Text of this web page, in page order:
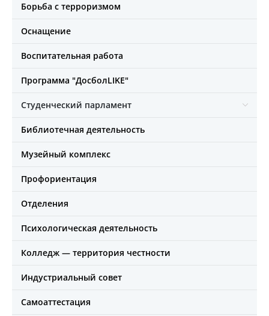
Борьба с терроризмом
Оснащение
Воспитательная работа
Программа "ДосболLIKE"
Студенческий парламент
Библиотечная деятельность
Музейный комплекс
Профориентация
Отделения
Психологическая деятельность
Колледж — территория честности
Индустриальный совет
Самоаттестация